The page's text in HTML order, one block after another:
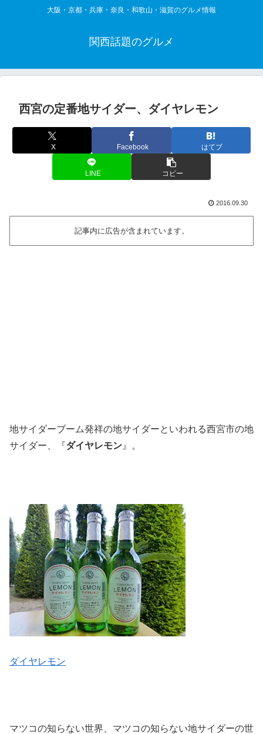
大阪・京都・兵庫・奈良・和歌山・滋賀のグルメ情報
関西話題のグルメ
西宮の定番地サイダー、ダイヤレモン
X Facebook はてブ
LINE コピー
2016.09.30
記事内に広告が含まれています。
地サイダーブーム発祥の地サイダーといわれる西宮市の地
サイダー、『ダイヤレモン 』。
ダイヤレモン
マツコの知らない世界、マツコの知らない地サイダーの世